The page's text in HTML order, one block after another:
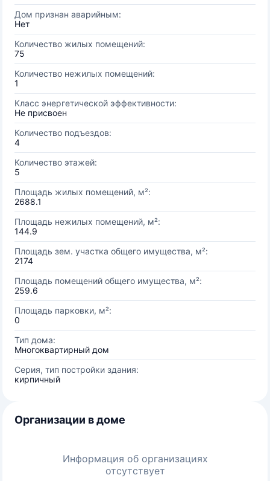
Дом признан аварийным:
Нет
Количество жилых помещений:
75
Количество нежилых помещений:
1
Класс энергетической эффективности:
Не присвоен
Количество подъездов:
4
Количество этажей:
5
Площадь жилых помещений, м²:
2688.1
Площадь нежилых помещений, м²:
144.9
Площадь зем. участка общего имущества, м²:
2174
Площадь помещений общего имущества, м²:
259.6
Площадь парковки, м²:
0
Тип дома:
Многоквартирный дом
Серия, тип постройки здания:
кирпичный
Организации в доме
Информация об организациях
отсутствует